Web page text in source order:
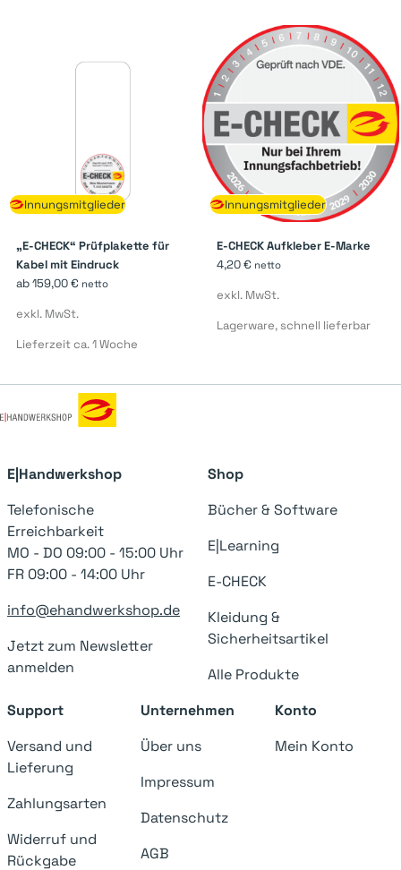
Innungsmitglieder
„E-CHECK“ Prüfplakette für
Kabel mit Eindruck
ab159,00€ netto
exkl. MwSt.
Lieferzeit ca. 1 Woche
Innungsmitglieder
E-CHECK Aufkleber E-Marke
4,20€ netto
exkl. MwSt.
Lagerware, schnell lieferbar
E|Handwerkshop
Telefonische
Erreichbarkeit
MO - DO 09:00 - 15:00 Uhr
FR 09:00 - 14:00 Uhr
info@ehandwerkshop.de
Jetzt zum Newsletter
anmelden
Shop
Bücher & Software
E|Learning
E-CHECK
Kleidung &
Sicherheitsartikel
Alle Produkte
Support
Versand und
Lieferung
Zahlungsarten
Widerruf und
Rückgabe
Unternehmen
Über uns
Impressum
Datenschutz
AGB
Konto
Mein Konto